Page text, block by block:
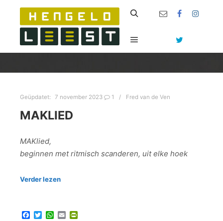
Hoofdmenu
Geüpdatet: 7 november 2023 1 Fred van de Ven
MAKLIED
MAKlied,
beginnen met ritmisch scanderen, uit elke hoek
Verder lezen
Facebook
TwitterWhatsApp
Email